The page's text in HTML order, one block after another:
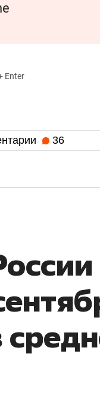
Enter
36